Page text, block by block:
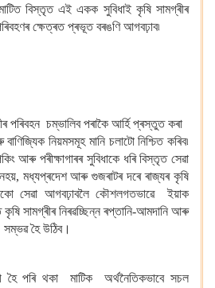
বিস্তৃত এই একক সুবিধাই কৃষি সামগ্ৰীৰ
ক্ষেত্ৰত প্ৰভূত বৰঙণি আগবঢ়াব৷
পৰিবহন চম্ভালিব পৰাকৈ আৰ্হি প্ৰস্তুত কৰা
নিয়মসমূহ মানি চলাটো নিশ্চিত কৰিব৷
আৰু পৰীক্ষাগাৰৰ সুবিধাকে ধৰি বিস্তৃত সেৱা
মধ্যপ্ৰদেশ আৰু গুজৰাটৰ দৰে ৰাজ্যৰ কৃষি
সেৱা আগবঢ়াবলৈ কৌশলগতভাৱে ইয়াক
সামগ্ৰীৰ নিৰৱচ্ছিন্ন ৰপ্তানি-আমদানি আৰু
সম্ভৱ হৈ উঠিব।
হৈ পৰি থকা মাটিক অৰ্থনৈতিকভাবে সচল